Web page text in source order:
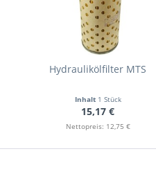
Hydraulikölfilter MTS
Inhalt 1 Stück
15,17 €
Nettopreis: 12,75 €